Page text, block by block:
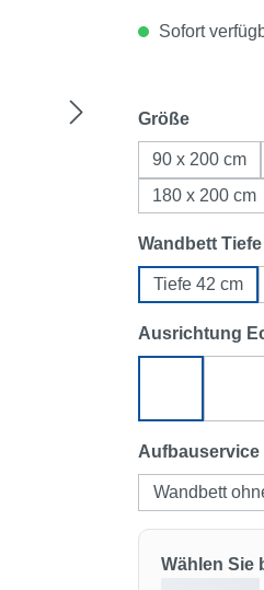
Sofort
Größe
90 x 200 cm
180 x 200 cm
Wandbett Tiefe
Tiefe 42 cm
Ausrichtung
Aufbauservice
Wandbett
Wählen Sie